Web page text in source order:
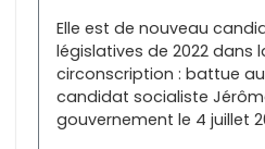
Elle est de nouveau
législatives de 2022 dans
circonscription : battue
candidat socialiste
gouvernement le 4 juillet